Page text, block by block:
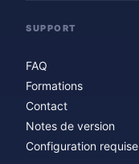
SUPPORT
FAQ
Formations
Contact
Notes de version
Configuration requise